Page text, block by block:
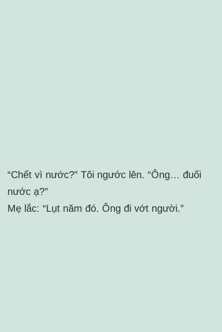
“Chết vì nước?” Tôi ngước lên. “Ông… đuối
nước ạ?”
Mẹ lắc: “Lụt năm đó. Ông đi vớt người.”